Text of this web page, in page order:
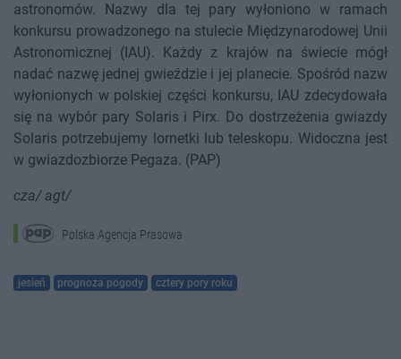
astronomów. Nazwy dla tej pary wyłoniono w ramach
konkursu prowadzonego na stulecie Międzynarodowej Unii
Astronomicznej (IAU). Każdy z krajów na świecie mógł
nadać nazwę jednej gwieździe i jej planecie. Spośród nazw
wyłonionych w polskiej części konkursu, IAU zdecydowała
się na wybór pary Solaris i Pirx. Do dostrzeżenia gwiazdy
Solaris potrzebujemy lornetki lub teleskopu. Widoczna jest
w gwiazdozbiorze Pegaza. (PAP)
cza/ agt/
Polska Agencja Prasowa
jesień prognoza pogody cztery pory roku